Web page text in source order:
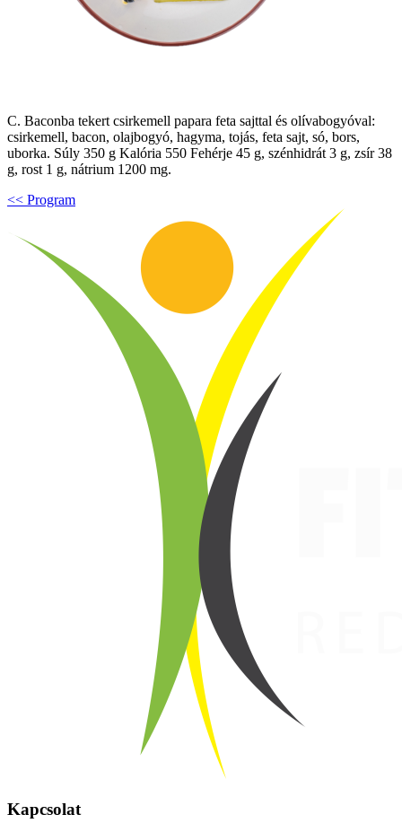
C. Baconba tekert csirkemell papara feta sajttal és olívabogyóval:
csirkemell, bacon, olajbogyó, hagyma, tojás, feta sajt, só, bors,
uborka. Súly 350 g Kalória 550 Fehérje 45 g, szénhidrát 3 g, zsír 38
g, rost 1 g, nátrium 1200 mg.
<< Program
Kapcsolat